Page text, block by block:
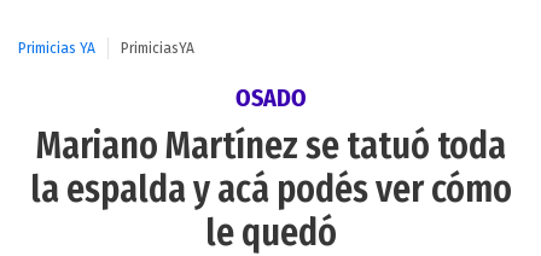
Primicias YA PrimiciasYA
OSADO
Mariano Martínez se tatuó toda
la espalda y acá podés ver cómo
le quedó